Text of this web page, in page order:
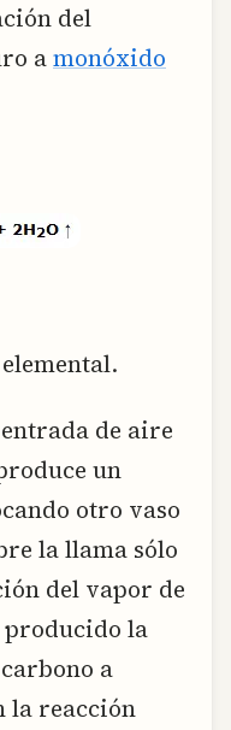
del
amonóxido
de aire
un
otro vaso
la llama sólo
del vapor de
producido la
a
la reacción